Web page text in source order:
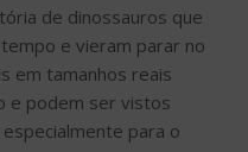
de dinossauros que
e vieram parar no
em tamanhos reais
e podem ser vistos
para o